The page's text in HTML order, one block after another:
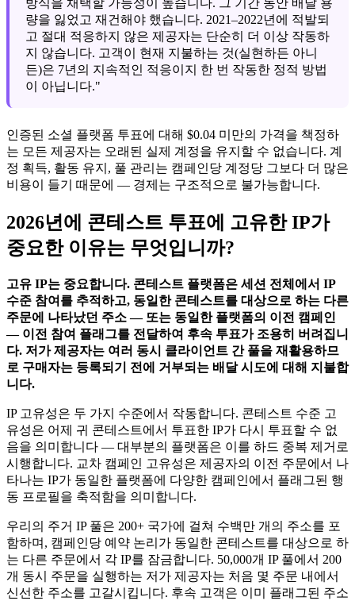
방식을 채택할 가능성이 높습니다. 그 기간 동안 배달 용
량을 잃었고 재건해야 했습니다. 2021–2022년에 적발되
고 절대 적응하지 않은 제공자는 단순히 더 이상 작동하
지 않습니다. 고객이 현재 지불하는 것(실현하든 아니
든)은 7년의 지속적인 적응이지 한 번 작동한 정적 방법
이 아닙니다."
인증된 소셜 플랫폼 투표에 대해 $0.04 미만의 가격을 책정하
는 모든 제공자는 오래된 실제 계정을 유지할 수 없습니다. 계
정 획득, 활동 유지, 풀 관리는 캠페인당 계정당 그보다 더 많은
비용이 들기 때문에 — 경제는 구조적으로 불가능합니다.
2026년에 콘테스트 투표에 고유한 IP가
중요한 이유는 무엇입니까?
고유 IP는 중요합니다. 콘테스트 플랫폼은 세션 전체에서 IP
수준 참여를 추적하고, 동일한 콘테스트를 대상으로 하는 다른
주문에 나타났던 주소 — 또는 동일한 플랫폼의 이전 캠페인
— 이전 참여 플래그를 전달하여 후속 투표가 조용히 버려집니
다. 저가 제공자는 여러 동시 클라이언트 간 풀을 재활용하므
로 구매자는 등록되기 전에 거부되는 배달 시도에 대해 지불합
니다.
IP 고유성은 두 가지 수준에서 작동합니다. 콘테스트 수준 고
유성은 어제 귀 콘테스트에서 투표한 IP가 다시 투표할 수 없
음을 의미합니다 — 대부분의 플랫폼은 이를 하드 중복 제거로
시행합니다. 교차 캠페인 고유성은 제공자의 이전 주문에서 나
타나는 IP가 동일한 플랫폼에 다양한 캠페인에서 플래그된 행
동 프로필을 축적함을 의미합니다.
우리의 주거 IP 풀은 200+ 국가에 걸쳐 수백만 개의 주소를 포
함하며, 캠페인당 예약 논리가 동일한 콘테스트를 대상으로 하
는 다른 주문에서 각 IP를 잠금합니다. 50,000개 IP 풀에서 200
개 동시 주문을 실행하는 저가 제공자는 처음 몇 주문 내에서
신선한 주소를 고갈시킵니다. 후속 고객은 이미 플래그된 주소